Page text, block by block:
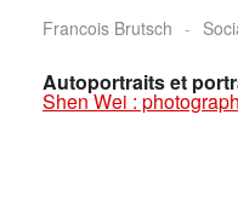
Francois Brutsch -
Autoportraits et
Shen Wei :